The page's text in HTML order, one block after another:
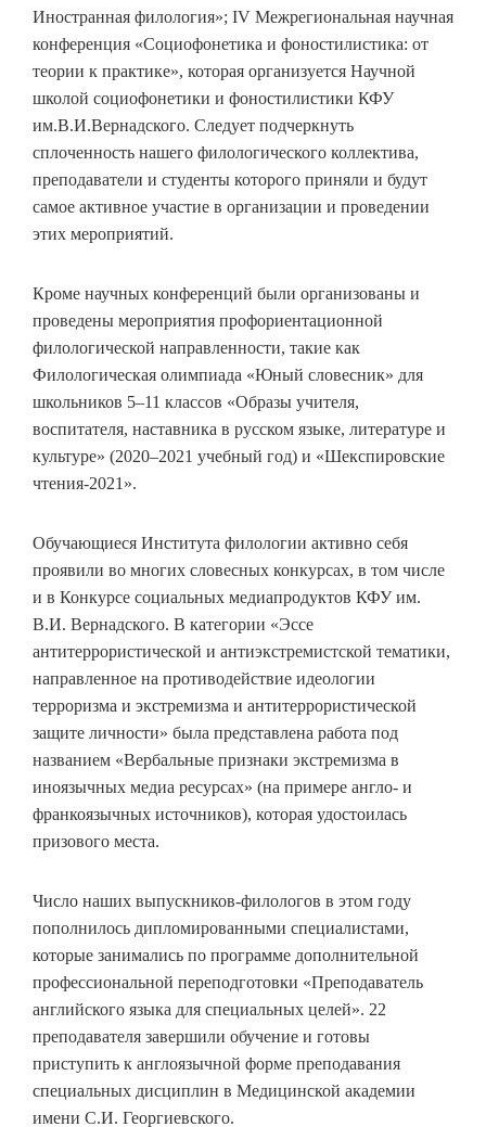
Иностранная филология»; IV Межрегиональная научная
конференция «Социофонетика и фоностилистика: от
теории к практике», которая организуется Научной
школой социофонетики и фоностилистики КФУ
им.В.И.Вернадского. Следует подчеркнуть
сплоченность нашего филологического коллектива,
преподаватели и студенты которого приняли и будут
самое активное участие в организации и проведении
этих мероприятий.
Кроме научных конференций были организованы и
проведены мероприятия профориентационной
филологической направленности, такие как
Филологическая олимпиада «Юный словесник» для
школьников 5–11 классов «Образы учителя,
воспитателя, наставника в русском языке, литературе и
культуре» (2020–2021 учебный год) и «Шекспировские
чтения-2021».
Обучающиеся Института филологии активно себя
проявили во многих словесных конкурсах, в том числе
и в Конкурсе социальных медиапродуктов КФУ им.
В.И. Вернадского. В категории «Эссе
антитеррористической и антиэкстремистской тематики,
направленное на противодействие идеологии
терроризма и экстремизма и антитеррористической
защите личности» была представлена работа под
названием «Вербальные признаки экстремизма в
иноязычных медиа ресурсах» (на примере англо- и
франкоязычных источников), которая удостоилась
призового места.
Число наших выпускников-филологов в этом году
пополнилось дипломированными специалистами,
которые занимались по программе дополнительной
профессиональной переподготовки «Преподаватель
английского языка для специальных целей». 22
преподавателя завершили обучение и готовы
приступить к англоязычной форме преподавания
специальных дисциплин в Медицинской академии
имени С.И. Георгиевского.